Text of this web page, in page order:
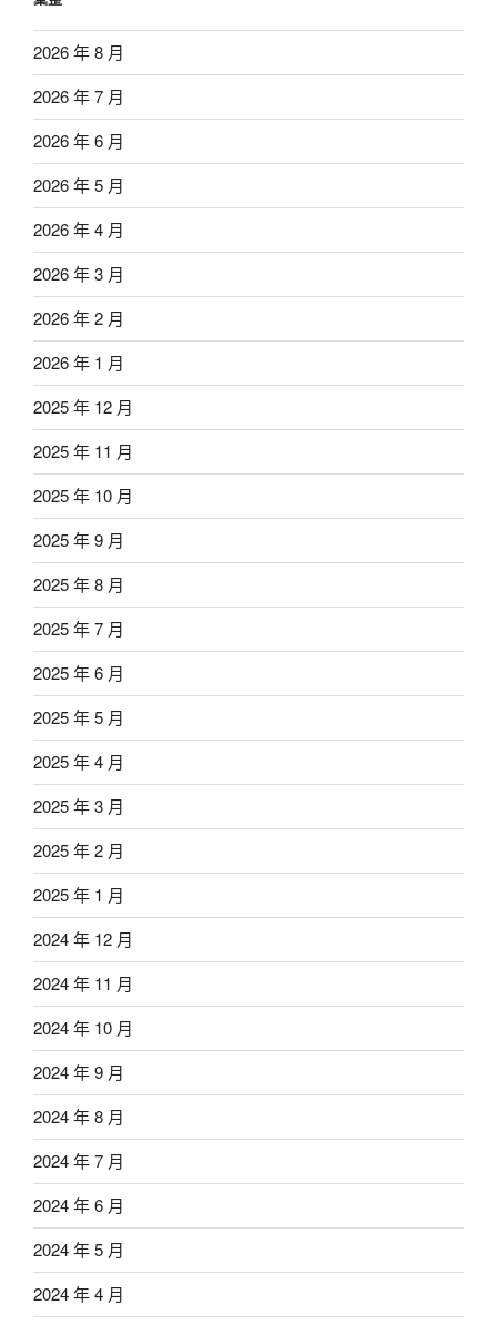
2026 年 8 月
2026 年 7 月
2026 年 6 月
2026 年 5 月
2026 年 4 月
2026 年 3 月
2026 年 2 月
2026 年 1 月
2025 年 12 月
2025 年 11 月
2025 年 10 月
2025 年 9 月
2025 年 8 月
2025 年 7 月
2025 年 6 月
2025 年 5 月
2025 年 4 月
2025 年 3 月
2025 年 2 月
2025 年 1 月
2024 年 12 月
2024 年 11 月
2024 年 10 月
2024 年 9 月
2024 年 8 月
2024 年 7 月
2024 年 6 月
2024 年 5 月
2024 年 4 月